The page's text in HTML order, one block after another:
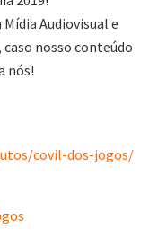
Audiovisual e
nosso conteúdo
nós!
covil-dos-jogos/